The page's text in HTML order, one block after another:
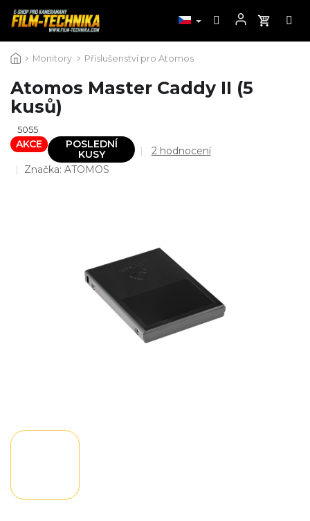
na
Monitory Příslušenství pro Atomos
Atomos Master Caddy II (5
kusů)
5055
AKCE
POSLEDNÍ
KUSY
Průměrné
2 hodnocení
Značka: ATOMOS